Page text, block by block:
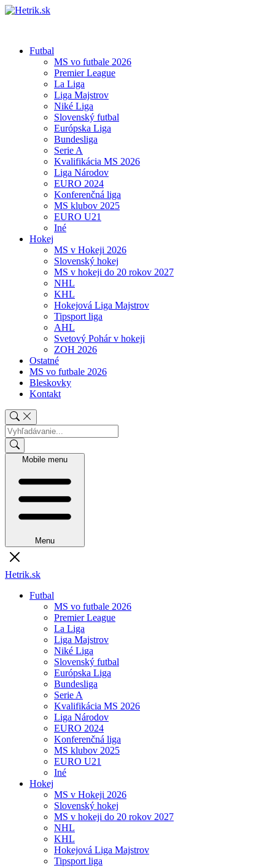
Futbal
MS vo futbale 2026
Premier League
La Liga
Liga Majstrov
Niké Liga
Slovenský futbal
Európska Liga
Bundesliga
Serie A
Kvalifikácia MS 2026
Liga Národov
EURO 2024
Konferenčná liga
MS klubov 2025
EURO U21
Iné
Hokej
MS v Hokeji 2026
Slovenský hokej
MS v hokeji do 20 rokov 2027
NHL
KHL
Hokejová Liga Majstrov
Tipsport liga
AHL
Svetový Pohár v hokeji
ZOH 2026
Ostatné
MS vo futbale 2026
Bleskovky
Kontakt
Mobile menu
Menu
Hetrik.sk
Futbal
MS vo futbale 2026
Premier League
La Liga
Liga Majstrov
Niké Liga
Slovenský futbal
Európska Liga
Bundesliga
Serie A
Kvalifikácia MS 2026
Liga Národov
EURO 2024
Konferenčná liga
MS klubov 2025
EURO U21
Iné
Hokej
MS v Hokeji 2026
Slovenský hokej
MS v hokeji do 20 rokov 2027
NHL
KHL
Hokejová Liga Majstrov
Tipsport liga